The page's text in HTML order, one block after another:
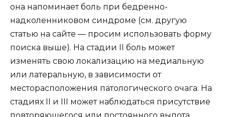
она напоминает боль при бедренно-
надколенниковом синдроме (см. другую
статью на сайте — просим использовать форму
поиска выше). На стадии II боль может
изменять свою локализацию на медиальную
или латеральную, в зависимости от
месторасположения патологического очага. На
стадиях II и III может наблюдаться присутствие